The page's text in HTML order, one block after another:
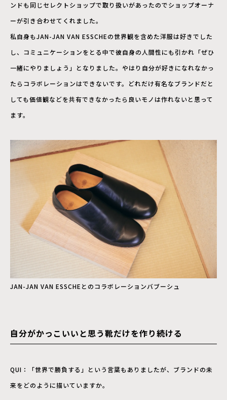
ンドも同じセレクトショップで取り扱いがあったのでショップオーナ
ーが引き合わせてくれました。
私自身もJAN-JAN VAN ESSCHEの世界観を含めた洋服は好きでした
し、コミュニケーションをとる中で彼自身の人間性にも引かれ「ぜひ
一緒にやりましょう」となりました。やはり自分が好きになれなかっ
たらコラボレーションはできないです。どれだけ有名なブランドだと
しても価値観などを共有できなかったら良いモノは作れないと思って
ます。
JAN-JAN VAN ESSCHEとのコラボレーションバブーシュ
自分がかっこいいと思う靴だけを作り続ける
QUI：「世界で勝負する」という言葉もありましたが、ブランドの未
来をどのように描いていますか。